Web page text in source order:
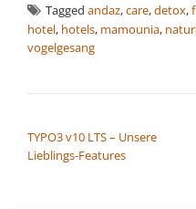
Tagged andaz,care,detox,
hotel, hotels, mamounia,
vogelgesang
TYPO3 v10 LTS – Unsere
Lieblings-Features